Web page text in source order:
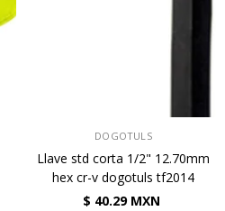
DOGOTULS
Llave std corta 1/2" 12.70mm
hex cr-v dogotuls tf2014
$ 40.29 MXN